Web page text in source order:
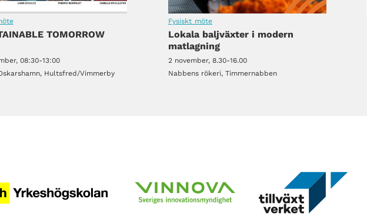
TOMORROW
08:30-13:00
Hultsfred/Vimmerby
Fysiskt möte
Lokala baljväxter i modern
matlagning
2 november, 8.30-16.00
Nabbens rökeri, Timmernabben